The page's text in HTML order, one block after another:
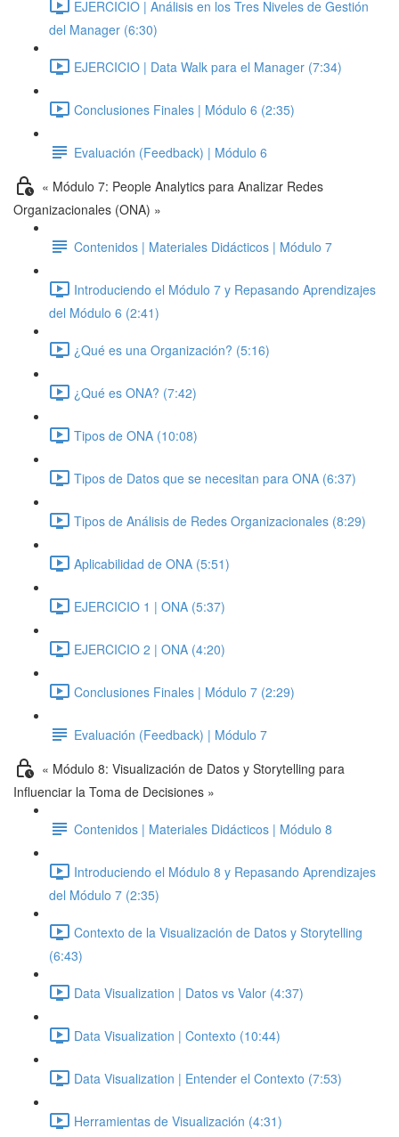
EJERCICIO | Análisis en los Tres Niveles de Gestión
del Manager (6:30)
EJERCICIO | Data Walk para el Manager (7:34)
Conclusiones Finales | Módulo 6 (2:35)
Evaluación (Feedback) | Módulo 6
« Módulo 7: People Analytics para Analizar Redes
Organizacionales (ONA) »
Contenidos | Materiales Didácticos | Módulo 7
Introduciendo el Módulo 7 y Repasando Aprendizajes
del Módulo 6 (2:41)
¿Qué es una Organización? (5:16)
¿Qué es ONA? (7:42)
Tipos de ONA (10:08)
Tipos de Datos que se necesitan para ONA (6:37)
Tipos de Análisis de Redes Organizacionales (8:29)
Aplicabilidad de ONA (5:51)
EJERCICIO 1 | ONA (5:37)
EJERCICIO 2 | ONA (4:20)
Conclusiones Finales | Módulo 7 (2:29)
Evaluación (Feedback) | Módulo 7
« Módulo 8: Visualización de Datos y Storytelling para
Influenciar la Toma de Decisiones »
Contenidos | Materiales Didácticos | Módulo 8
Introduciendo el Módulo 8 y Repasando Aprendizajes
del Módulo 7 (2:35)
Contexto de la Visualización de Datos y Storytelling
(6:43)
Data Visualization | Datos vs Valor (4:37)
Data Visualization | Contexto (10:44)
Data Visualization | Entender el Contexto (7:53)
Herramientas de Visualización (4:31)